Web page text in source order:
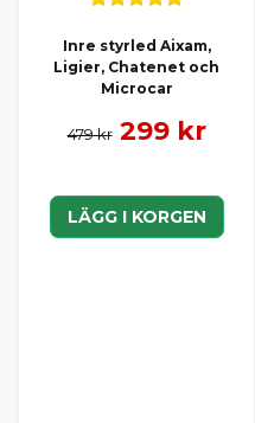
Inre styrled Aixam,
Ligier, Chatenet och
Microcar
479 kr 299 kr
LÄGG I KORGEN